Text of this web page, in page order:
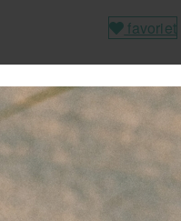
favoriet